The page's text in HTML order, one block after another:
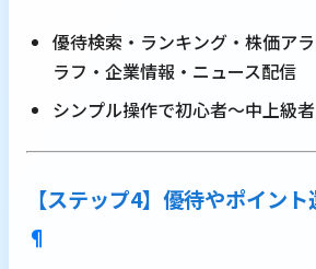
優待検索・ランキング・株価ア
ラフ・企業情報・ニュース配信
シンプル操作で初心者～中上級
【ステップ4】優待やポイン
¶